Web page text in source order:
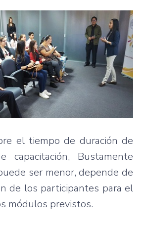
el tiempo de duración de
capacitación, Bustamente
ser menor, depende de
de los participantes para el
módulos previstos.